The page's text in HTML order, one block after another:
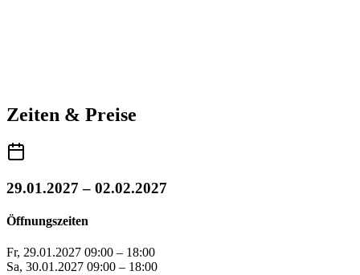
Zeiten & Preise
29.01.2027 – 02.02.2027
Öffnungszeiten
Fr, 29.01.2027 09:00 – 18:00
Sa, 30.01.2027 09:00 – 18:00